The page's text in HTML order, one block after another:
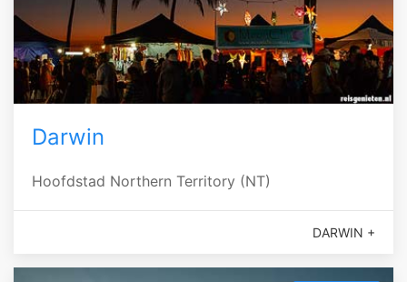
Darwin
Hoofdstad Northern Territory (NT)
DARWIN +